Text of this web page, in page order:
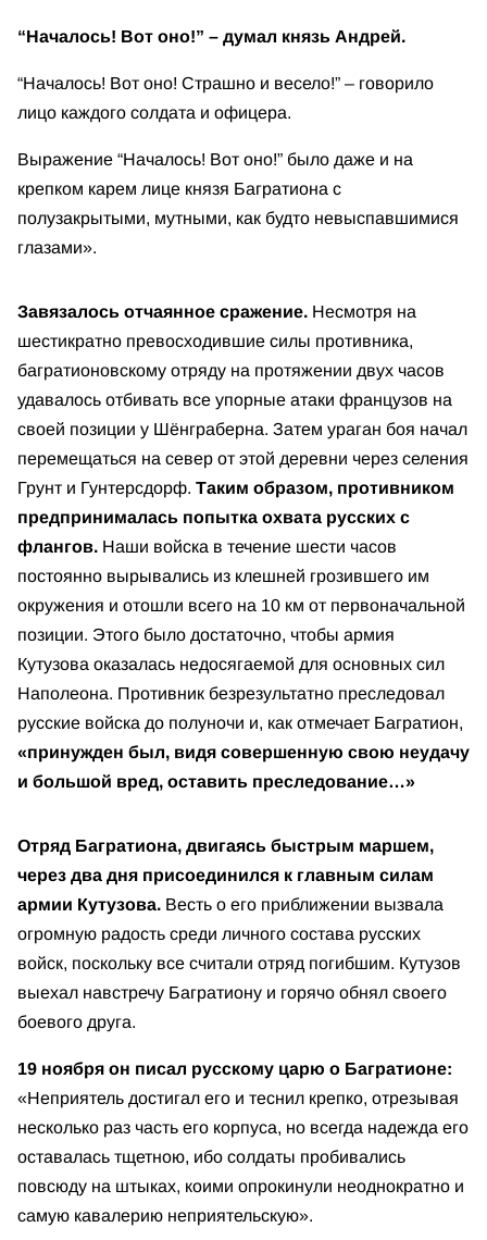
“Началось! Вот оно!” – думал князь Андрей.
“Началось! Вот оно! Страшно и весело!” – говорило
лицо каждого солдата и офицера.
Выражение “Началось! Вот оно!” было даже и на
крепком карем лице князя Багратиона с
полузакрытыми, мутными, как будто невыспавшимися
глазами».
Завязалось отчаянное сражение. Несмотря на
шестикратно превосходившие силы противника,
багратионовскому отряду на протяжении двух часов
удавалось отбивать все упорные атаки французов на
своей позиции у Шёнграберна. Затем ураган боя начал
перемещаться на север от этой деревни через селения
Грунт и Гунтерсдорф. Таким образом, противником
предпринималась попытка охвата русских с
флангов. Наши войска в течение шести часов
постоянно вырывались из клешней грозившего им
окружения и отошли всего на 10 км от первоначальной
позиции. Этого было достаточно, чтобы армия
Кутузова оказалась недосягаемой для основных сил
Наполеона. Противник безрезультатно преследовал
русские войска до полуночи и, как отмечает Багратион,
«принужден был, видя совершенную свою неудачу
и большой вред, оставить преследование…»
Отряд Багратиона, двигаясь быстрым маршем,
через два дня присоединился к главным силам
армии Кутузова. Весть о его приближении вызвала
огромную радость среди личного состава русских
войск, поскольку все считали отряд погибшим. Кутузов
выехал навстречу Багратиону и горячо обнял своего
боевого друга.
19 ноября он писал русскому царю о Багратионе:
«Неприятель достигал его и теснил крепко, отрезывая
несколько раз часть его корпуса, но всегда надежда его
оставалась тщетною, ибо солдаты пробивались
повсюду на штыках, коими опрокинули неоднократно и
самую кавалерию неприятельскую».